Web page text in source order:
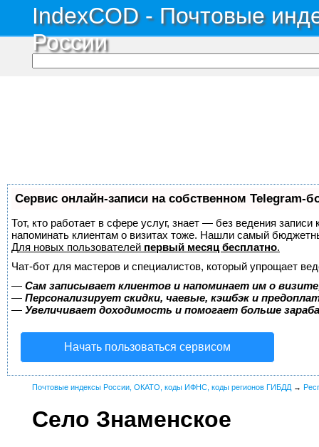
IndexCOD - Почтовые
России
Сервис онлайн-записи на собственном Telegram-
Тот, кто работает в сфере услуг, знает — без ведения
напоминать клиентам о визитах тоже. Нашли самый
Для новых пользователей первый месяц бесплатно.
Чат-бот для мастеров и специалистов, который упрощает
— Сам записывает клиентов и напоминает им о
— Персонализирует скидки, чаевые, кэшбэк и
— Увеличивает доходимость и помогает больше
Начать пользоваться сервисом
Почтовые индексы России, ОКАТО, коды ИФНС, коды регионов ГИБДД →
Село Знаменское